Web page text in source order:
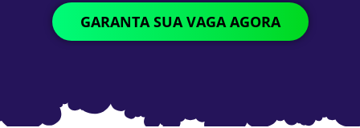
GARANTA SUA VAGA AGORA